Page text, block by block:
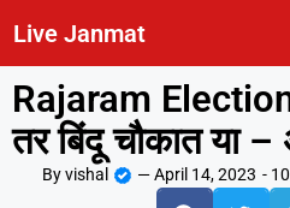
Live Janmat
Rajaram
तर बिंदू चौकात या
Byvishal —April 14, 2023 -